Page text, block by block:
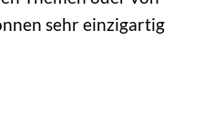
sehr einzigartig